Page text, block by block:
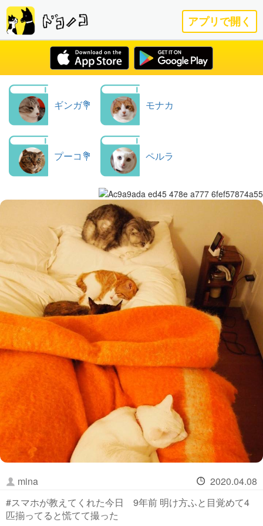
アプリで開く
ギンガ💐 モナカ
プーコ💐 ペルラ
mina
2020.04.08
#スマホが教えてくれた今日 9年前 明け方ふと目覚めて4
匹揃ってると慌てて撮った